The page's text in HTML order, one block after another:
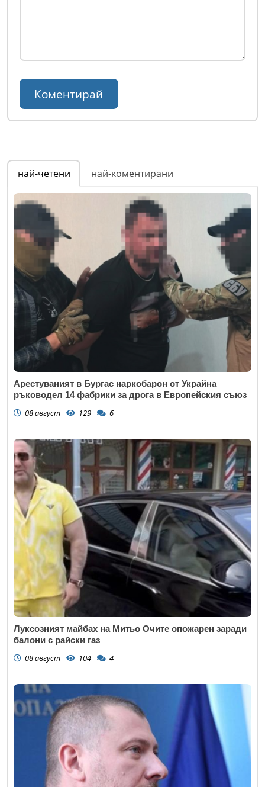
най-четени най-коментирани
Арестуваният в Бургас наркобарон от Украйна
ръководел 14 фабрики за дрога в Европейския съюз
08 август 129 6
Луксозният майбах на Митьо Очите опожарен заради
балони с райски газ
08 август 104 4